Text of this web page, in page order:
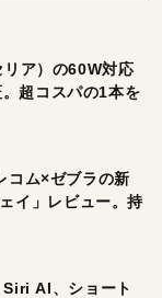
ア）の60W対応
超コスパの1本を
コム×ゼブラの新
イ」レビュー。持
AI、ショート